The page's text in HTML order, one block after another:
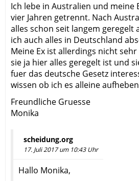
Ich lebe in Australien und meine
vier Jahren getrennt. Nach
alles schon seit langem geregelt
ich auch alles in Deutschland
Meine Ex ist allerdings nicht
sie ja hier alles geregelt ist und
fuer das deutsche Gesetz
wissen ob ich es alleine
Freundliche Gruesse
Monika
scheidung.org
17. Juli 2017 um 10:43 Uhr
Hallo Monika,